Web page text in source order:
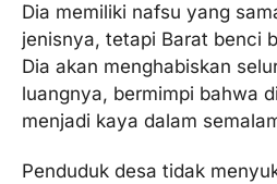
Dia memiliki nafsu yang
jenisnya, tetapi Barat benci
Dia akan menghabiskan
luangnya, bermimpi bahwa
menjadi kaya dalam
Penduduk desa tidak